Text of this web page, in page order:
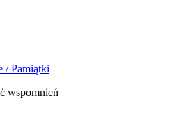
/ Pamiątki
wspomnień